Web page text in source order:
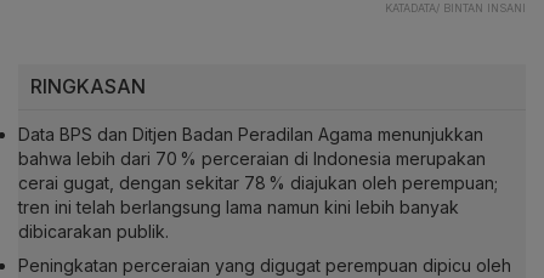
KATADATA/ BINTAN INSANI
RINGKASAN
Data BPS dan Ditjen Badan Peradilan Agama menunjukkan
bahwa lebih dari 70 % perceraian di Indonesia merupakan
cerai gugat, dengan sekitar 78 % diajukan oleh perempuan;
tren ini telah berlangsung lama namun kini lebih banyak
dibicarakan publik.
Peningkatan perceraian yang digugat perempuan dipicu oleh